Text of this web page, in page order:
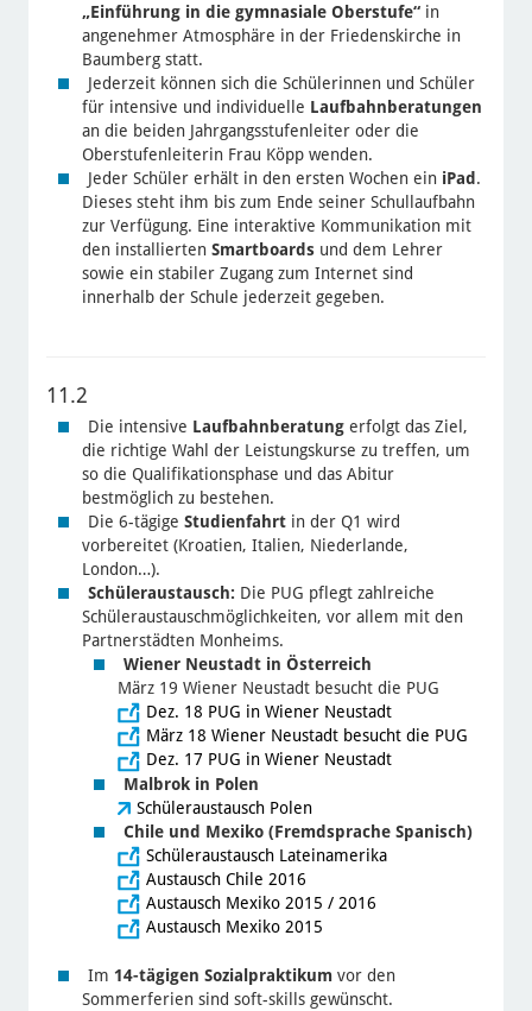
„Einführung in die gymnasiale Oberstufe“in
angenehmer Atmosphäre in der Friedenskirche in
Baumberg statt.
Jederzeit können sich die Schülerinnen und Schüler
für intensive und individuelle Laufbahnberatungen
an die beiden Jahrgangsstufenleiter oder die
Oberstufenleiterin Frau Köpp wenden.
Jeder Schüler erhält in den ersten Wochen ein iPad .
Dieses steht ihm bis zum Ende seiner Schullaufbahn
zur Verfügung. Eine interaktive Kommunikation mit
den installierten Smartboardsund dem Lehrer
sowie ein stabiler Zugang zum Internet sind
innerhalb der Schule jederzeit gegeben.
11.2
Die intensive Laufbahnberatungerfolgt das Ziel,
die richtige Wahl der Leistungskurse zu treffen, um
so die Qualifikationsphase und das Abitur
bestmöglich zu bestehen.
Die 6-tägige Studienfahrtin der Q1 wird
vorbereitet (Kroatien, Italien, Niederlande,
London…).
Schüleraustausch: Die PUG pflegt zahlreiche
Schüleraustauschmöglichkeiten, vor allem mit den
Partnerstädten Monheims.
Wiener Neustadt in Österreich
März 19 Wiener Neustadt besucht die PUG
Dez. 18 PUG in Wiener Neustadt
März 18 Wiener Neustadt besucht die PUG
Dez. 17 PUG in Wiener Neustadt
Malbrok in Polen
Schüleraustausch Polen
Chile und Mexiko (Fremdsprache Spanisch)
Schüleraustausch Lateinamerika
Austausch Chile 2016
Austausch Mexiko 2015 / 2016
Austausch Mexiko 2015
Im 14-tägigen Sozialpraktikumvor den
Sommerferien sind soft-skills gewünscht.